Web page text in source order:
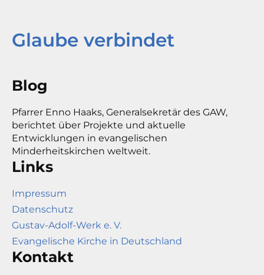
Glaube verbindet
Blog
Pfarrer Enno Haaks, Generalsekretär des GAW,
berichtet über Projekte und aktuelle
Entwicklungen in evangelischen
Minderheitskirchen weltweit.
Links
Impressum
Datenschutz
Gustav-Adolf-Werk e. V.
Evangelische Kirche in Deutschland
Kontakt